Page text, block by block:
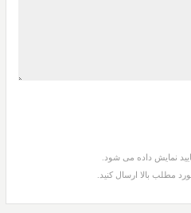
نمایش داده می شود.
مطلب بالا ارسال کنید.